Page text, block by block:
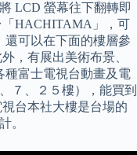
LCD 螢幕往下翻轉即
HACHITAMA」，可
還可以在下面的樓層參
，有展出美術布景、
種富士電視台動畫及電
７、２５樓），能買到
台本社大樓是台場的
。